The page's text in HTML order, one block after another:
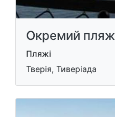
Окремий пляж
Пляжі
Тверія, Тиверіада